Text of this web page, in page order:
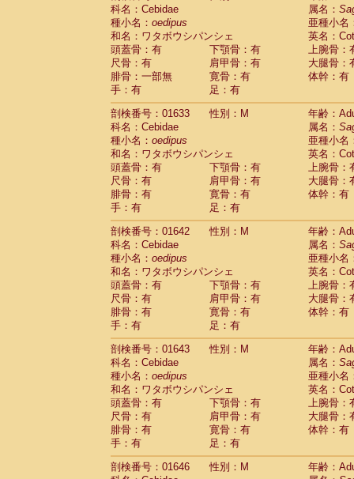
Cercopithecidae
(0)
Cercopithecidae Papio cynocephalus
Cercopithecidae Papio hamadryas(1)
CercopithecidaePapio papio
CercopithecidaePapio
CercopithecidaeMandrillus
CercopithecidaeMandrillus sphinx
CercopithecidaeTheropithecus
CercopithecidaeMacaca arctoides(1)
Cercopithecidae Macaca assamensis
Cercopithecidae
Macaca
CercopithecidaeMacaca cyclopis (6)
CercopithecidaeMacaca fascicularis
CercopithecidaeMacaca fuscaca
CercopithecidaeMacaca fuscata
CercopithecidaeMacaca fuscata
CercopithecidaeMacaca maura(1)
Cercopithecidae Macaca mulatta(47)
Cercopithecidae Macaca nemestrina(3)
Cercopithecidae Macaca nigra(1)
CercopithecidaeMacaca radiata(8)
CercopithecidaeMacaca silenus(1)
CercopithecidaeMacaca sinica (0)
CercopithecidaeMacaca sylvanus
CercopithecidaeMacaca thibetana (0)
Cercopithecidae Macaca tonkeana (0)
Cercopithecidae hybrid(1)
Cercopithecidae (0)
CercopithecidaeAllenopithecus
CercopithecidaeCercopithecus
CercopithecidaeCercopithecus
CercopithecidaeCercopithecus
CercopithecidaeCercopithecus diana
CercopithecidaeCercopithecus
科名：Cebidae
属名：
種小名： oedipus
亜種小名
和名：ワタボウシパンシェ
英名：
頭蓋骨：有
下顎骨：有
上腕骨：
尺骨：有
肩甲骨：有
大腿骨：
腓骨：一部無
寛骨：有
体幹：有
手：有
足：有
剖検番号：01633
性別：M
年齢：
科名：Cebidae
属名：
種小名： oedipus
亜種小名
和名：ワタボウシパンシェ
英名：
頭蓋骨：有
下顎骨：有
上腕骨：
尺骨：有
肩甲骨：有
大腿骨：
腓骨：有
寛骨：有
体幹：有
手：有
足：有
剖検番号：01642
性別：M
年齢：
科名：Cebidae
属名：
種小名： oedipus
亜種小名
和名：ワタボウシパンシェ
英名：
頭蓋骨：有
下顎骨：有
上腕骨：
尺骨：有
肩甲骨：有
大腿骨：
腓骨：有
寛骨：有
体幹：有
手：有
足：有
剖検番号：01643
性別：M
年齢：
科名：Cebidae
属名：
種小名： oedipus
亜種小名
和名：ワタボウシパンシェ
英名：
頭蓋骨：有
下顎骨：有
上腕骨：
尺骨：有
肩甲骨：有
大腿骨：
腓骨：有
寛骨：有
体幹：有
手：有
足：有
剖検番号：01646
性別：M
年齢：